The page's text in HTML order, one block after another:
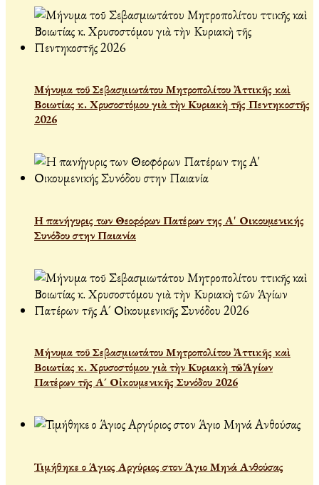
Μήνυμα τοῦ Σεβασμιωτάτου Μητροπολίτου Ἀττικῆς καὶ
Βοιωτίας κ. Χρυσοστόμου γιὰ τὴν Κυριακὴ τῆς Πεντηκοστῆς
2026
Η πανήγυρις των Θεοφόρων Πατέρων της Α' Οικουμενικής
Συνόδου στην Παιανία
Μήνυμα τοῦ Σεβασμιωτάτου Μητροπολίτου Ἀττικῆς καὶ
Βοιωτίας κ. Χρυσοστόμου γιὰ τὴν Κυριακὴ τῶν Ἁγίων
Πατέρων τῆς Α´ Οἰκουμενικῆς Συνόδου 2026
Τιμήθηκε ο Άγιος Αργύριος στον Άγιο Μηνά Ανθούσας